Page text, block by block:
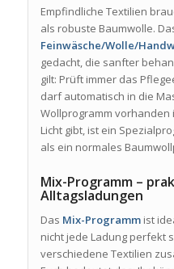
Empfindliche Textilien
als robuste Baumwolle.
Feinwäsche/Wolle/
gedacht, die sanfter
gilt: Prüft immer das
darf automatisch in die
Wollprogramm vorhanden
Licht gibt, ist ein
als ein normales
Mix-Programm –
Alltagsladungen
Das Mix-Programmist
nicht jede Ladung perfekt
verschiedene Textilien